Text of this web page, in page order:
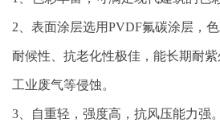
2、表面涂层选用PVDF氟碳涂层，
耐候性、抗老化性极佳，能长期耐紫
工业废气等侵蚀。
3、自重轻，强度高，抗风压能力强。